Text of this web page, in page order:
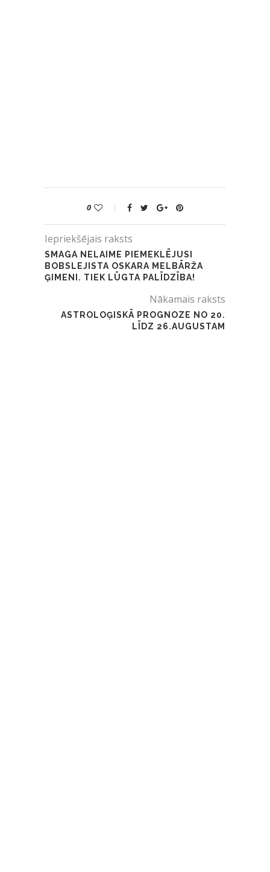
0
Iepriekšējais raksts
SMAGA NELAIME PIEMEKLĒJUSI
BOBSLEJISTA OSKARA MELBĀRŽA
ĢIMENI. TIEK LŪGTA PALĪDZĪBA!
Nākamais raksts
ASTROLOĢISKĀ PROGNOZE NO 20.
LĪDZ 26.AUGUSTAM